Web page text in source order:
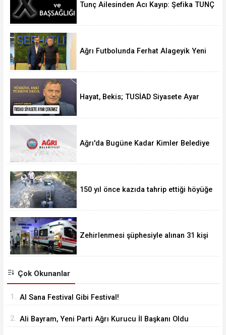
Tunç Ailesinden Acı Kayıp: Şefika TUNÇ
Ağrı Futbolunda Ferhat Alageyik Yeni
Hayat, Bekis; TUSİAD Siyasete Ayar
Ağrı'da Bugüne Kadar Kimler Belediye
150 yıl önce kazıda tahrip ettiği höyüğe
Zehirlenmesi şüphesiyle alınan 31 kişi
Çok Okunanlar
1. Al Sana Festival Gibi Festival!
2. Ali Bayram, Yeni Parti Ağrı Kurucu İl Başkanı Oldu